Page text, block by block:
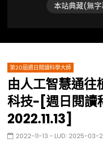
本站典藏(無
第20屆週日閱讀科學大師
由人工智慧通往
科技-[週日閱讀
2022.11.13]
2022-11-13 - LUD: 2025-03-